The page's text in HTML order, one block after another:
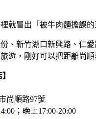
就冒出「被牛肉麵擔誤
、新竹湖口新興路、仁
遊，剛好可以把距離尚
尚順路97號
；晚上17:00-20:00